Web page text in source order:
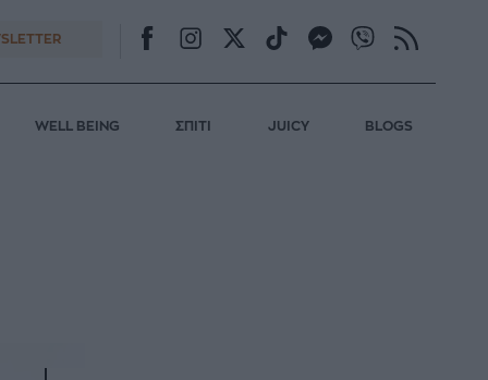
WELL BEING ΣΠΙΤΙ JUICY BLOGS